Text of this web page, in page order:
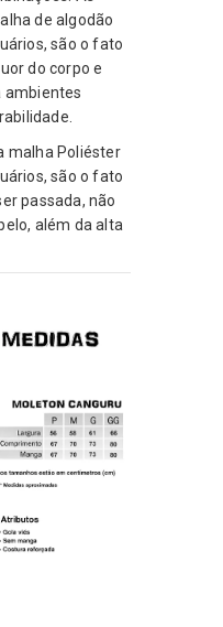
de algodão
são o fato
do corpo e
ambientes
malha Poliéster
são o fato
passada, não
além da alta